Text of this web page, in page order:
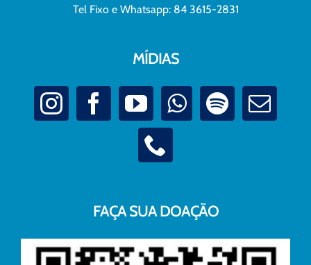
Tel Fixo e Whatsapp: 84 3615-2831
MÍDIAS
FAÇA SUA DOAÇÃO